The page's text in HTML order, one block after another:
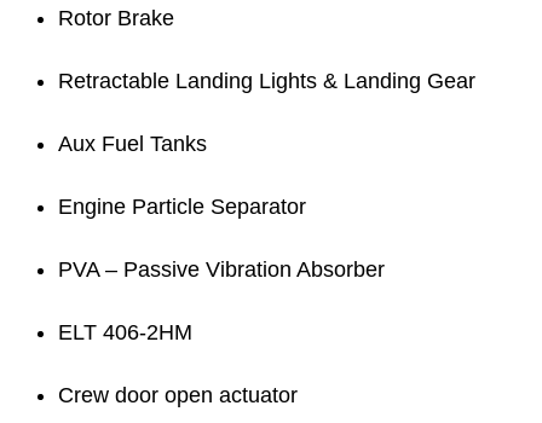
Rotor Brake
Retractable Landing Lights & Landing Gear
Aux Fuel Tanks
Engine Particle Separator
PVA – Passive Vibration Absorber
ELT 406-2HM
Crew door open actuator